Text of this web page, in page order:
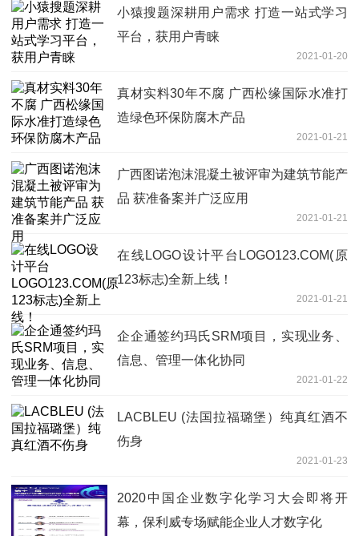
小猿搜题深耕用户需求 打造一站式学习
平台，获用户青睐
2021-01-20
真材实料30年不腐 广西松缘国际水准打
造绿色环保防腐木产品
2021-01-21
广西图诺泡沫混凝土被评审为建筑节能产
品 获准备案并广泛应用
2021-01-21
在线LOGO设计平台LOGO123.COM(原
123标志)全新上线！
2021-01-21
企企通签约玛氏SRM项目，实现业务、
信息、管理一体化协同
2021-01-22
LACBLEU (法国拉福璐堡）纯真红酒不
伤身
2021-01-23
2020中国企业数字化学习大会即将开
幕，保利威专场赋能企业人才数字化